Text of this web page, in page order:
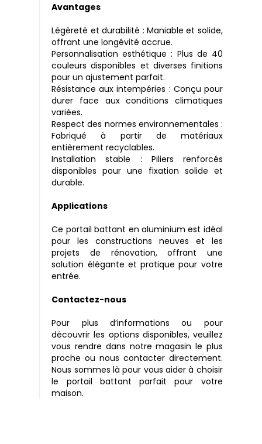
Avantages
Légèreté et durabilité : Maniable et solide,
offrant une longévité accrue.
Personnalisation esthétique : Plus de 40
couleurs disponibles et diverses finitions
pour un ajustement parfait.
Résistance aux intempéries : Conçu pour
durer face aux conditions climatiques
variées.
Respect des normes environnementales :
Fabriqué à partir de matériaux
entièrement recyclables.
Installation stable : Piliers renforcés
disponibles pour une fixation solide et
durable.
Applications
Ce portail battant en aluminium est idéal
pour les constructions neuves et les
projets de rénovation, offrant une
solution élégante et pratique pour votre
entrée.
Contactez-nous
Pour plus d’informations ou pour
découvrir les options disponibles, veuillez
vous rendre dans notre magasin le plus
proche ou nous contacter directement.
Nous sommes là pour vous aider à choisir
le portail battant parfait pour votre
maison.